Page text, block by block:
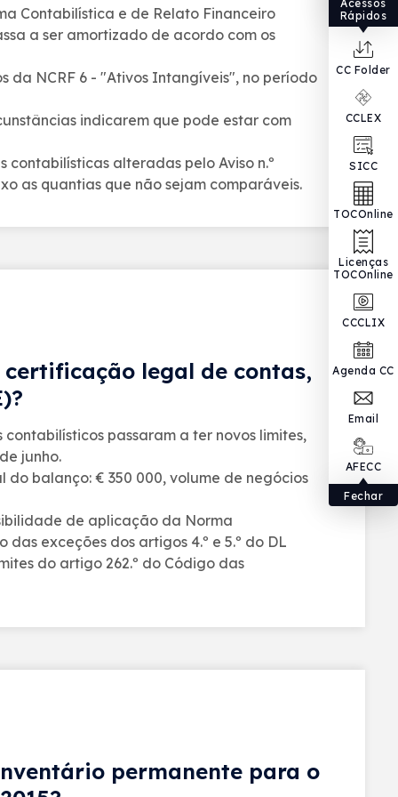
Acessos
Rápidos
CC Folder
CCLEX
SICC
TOCOnline
Licenças
TOCOnline
CCCLIX
Agenda CC
Email
AFECC
Fechar
Contabilística e de Relato Financeiro
a ser amortizado de acordo com os
da NCRF 6 - "Ativos Intangíveis", no período
indicarem que pode estar com
alteradas pelo Aviso n.º
as quantias que não sejam comparáveis.
legal de contas,
passaram a ter novos limites,
junho.
balanço: € 350 000, volume de negócios
de aplicação da Norma
exceções dos artigos 4.º e 5.º do DL
do artigo 262.º do Código das
permanente para o